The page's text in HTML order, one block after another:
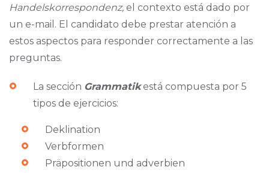
Handelskorrespondenz, el contexto está dado por
un e-mail. El candidato debe prestar atención a
estos aspectos para responder correctamente a las
preguntas.
La sección Grammatik está compuesta por 5
tipos de ejercicios:
Deklination
Verbformen
Präpositionen und adverbien